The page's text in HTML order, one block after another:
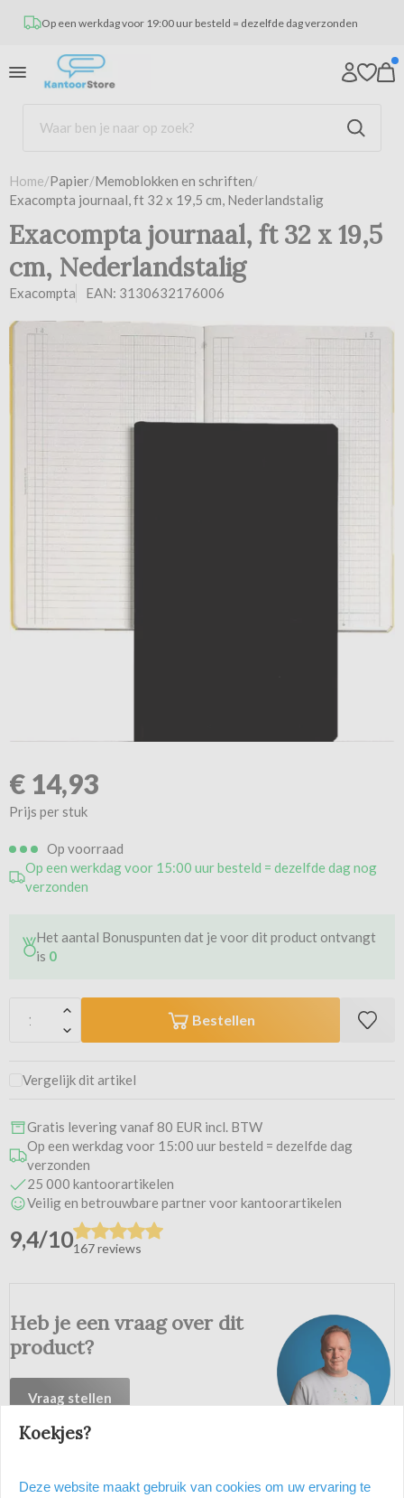
Op een werkdag voor 19:00 uur besteld = dezelfde dag verzonden
Home/Papier/Memoblokken en schriften/
Exacompta journaal, ft 32 x 19,5 cm, Nederlandstalig
€ 14,93
Prijs per stuk
Op voorraad
Op een werkdag voor 15:00 uur besteld = dezelfde dag nog
verzonden
Het aantal Bonuspunten dat je voor dit product ontvangt
is 0
Bestellen
Vergelijk dit artikel
Gratis levering vanaf 80 EUR incl. BTW
Op een werkdag voor 15:00 uur besteld = dezelfde dag
verzonden
25 000 kantoorartikelen
Veilig en betrouwbare partner voor kantoorartikelen
9,4/10167 reviews
Heb je een vraag over dit
product?
Vraag stellen
Exacompta journaal, ft 32 x 19,5
cm, Nederlandstalig
Exacompta EAN: 3130632176006
Productomschrijving
Koekjes?
Deze website maakt gebruik van cookies om uw ervaring te